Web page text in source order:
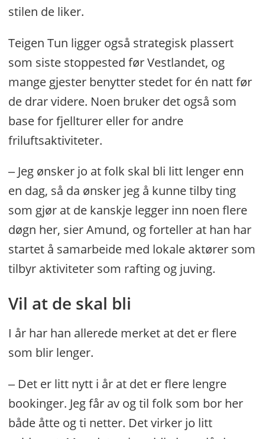
stilen de liker.
Teigen Tun ligger også strategisk plassert
som siste stoppested før Vestlandet, og
mange gjester benytter stedet for én natt før
de drar videre. Noen bruker det også som
base for fjellturer eller for andre
friluftsaktiviteter.
‒ Jeg ønsker jo at folk skal bli litt lenger enn
en dag, så da ønsker jeg å kunne tilby ting
som gjør at de kanskje legger inn noen flere
døgn her, sier Amund, og forteller at han har
startet å samarbeide med lokale aktører som
tilbyr aktiviteter som rafting og juving.
Vil at de skal bli
I år har han allerede merket at det er flere
som blir lenger.
‒ Det er litt nytt i år at det er flere lengre
bookinger. Jeg får av og til folk som bor her
både åtte og ti netter. Det virker jo litt